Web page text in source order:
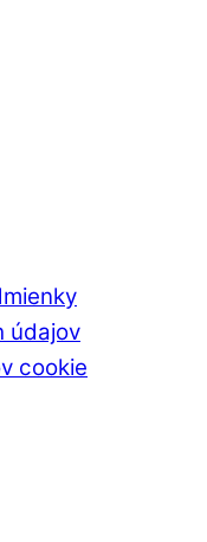
údajov
cookie